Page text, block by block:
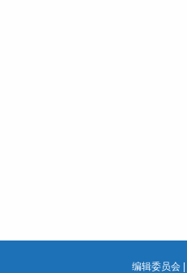
编辑委员会|